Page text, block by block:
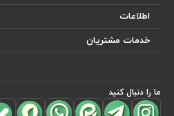
اطلاعات
خدمات مشتریان
ما را دنبال کنید